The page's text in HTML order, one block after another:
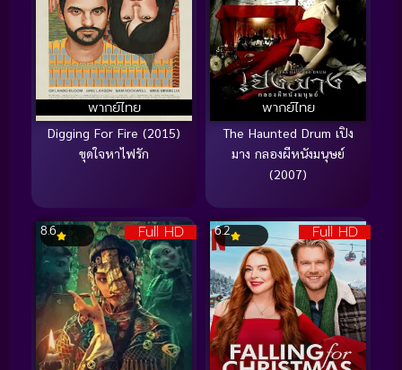
พากย์ไทย
Digging For Fire (2015)
ขุดใจหาไฟรัก
พากย์ไทย
The Haunted Drum เปิง
มาง กลองผีหนังมนุษย์
(2007)
Full HD
8.6 Full HD
6.2